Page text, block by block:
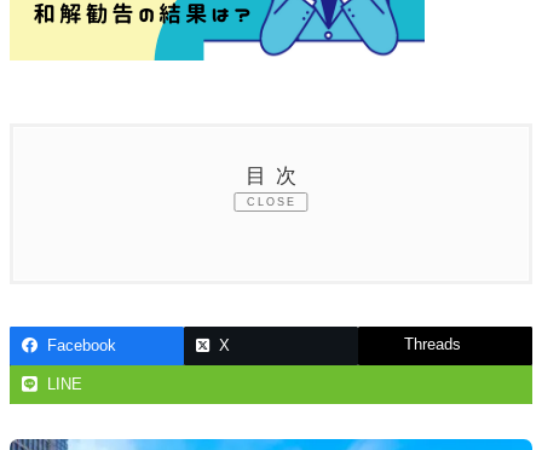
目次
CLOSE
Facebook X Threads
LINE